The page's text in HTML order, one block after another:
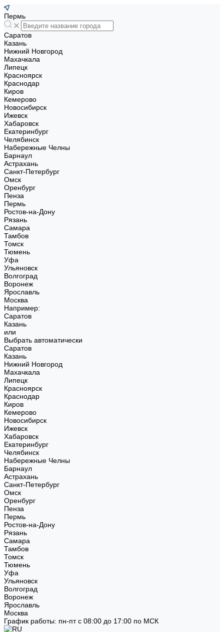
Пермь
Саратов
Казань
Нижний Новгород
Махачкала
Липецк
Красноярск
Краснодар
Киров
Кемерово
Новосибирск
Ижевск
Хабаровск
Екатеринбург
Челябинск
Набережные Челны
Барнаул
Астрахань
Санкт-Петербург
Омск
Оренбург
Пенза
Пермь
Ростов-на-Дону
Рязань
Самара
Тамбов
Томск
Тюмень
Уфа
Ульяновск
Волгоград
Воронеж
Ярославль
Москва
Например:
Саратов
Казань
или
Выбрать автоматически
Саратов
Казань
Нижний Новгород
Махачкала
Липецк
Красноярск
Краснодар
Киров
Кемерово
Новосибирск
Ижевск
Хабаровск
Екатеринбург
Челябинск
Набережные Челны
Барнаул
Астрахань
Санкт-Петербург
Омск
Оренбург
Пенза
Пермь
Ростов-на-Дону
Рязань
Самара
Тамбов
Томск
Тюмень
Уфа
Ульяновск
Волгоград
Воронеж
Ярославль
Москва
График работы: пн-пт с 08:00 до 17:00 по МСК